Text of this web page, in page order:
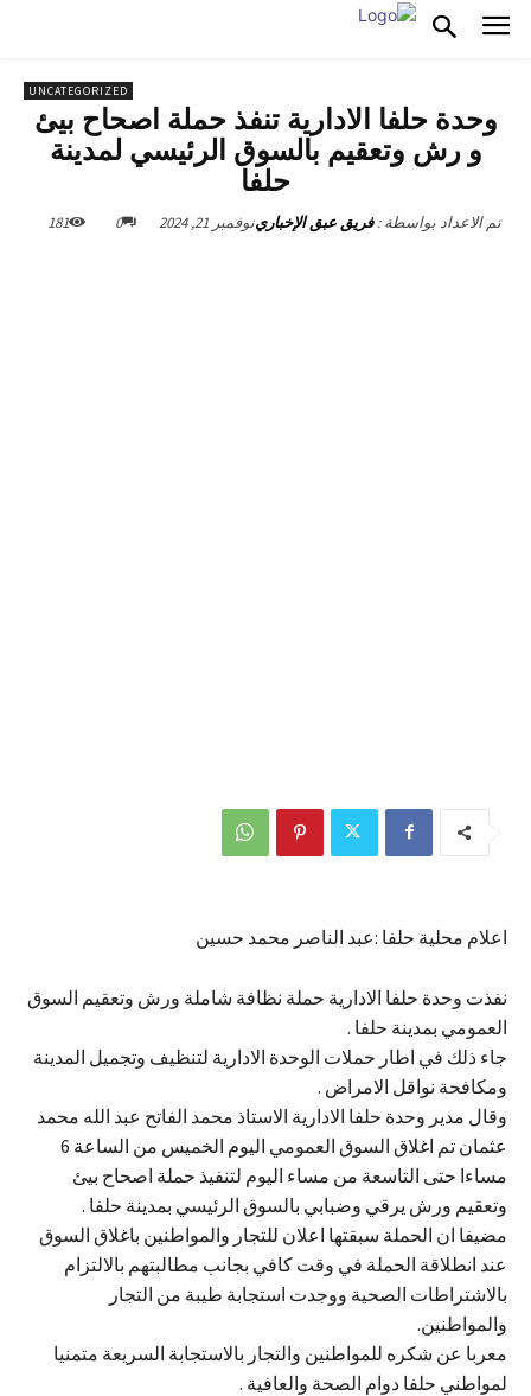
UNCATEGORIZED
وحدة حلفا الادارية تنفذ حملة اصحاح بيئ
و رش وتعقيم بالسوق الرئيسي لمدينة
حلفا
تم الاعداد بواسطة : فريق عبق الإخبارينوفمبر 21, 2024 0
181
اعلام محلية حلفا :عبد الناصر محمد حسين
نفذت وحدة حلفا الادارية حملة نظافة شاملة ورش وتعقيم السوق
العمومي بمدينة حلفا .
جاء ذلك في اطار حملات الوحدة الادارية لتنظيف وتجميل المدينة
ومكافحة نواقل الامراض .
وقال مدير وحدة حلفا الادارية الاستاذ محمد الفاتح عبد الله محمد
عثمان تم اغلاق السوق العمومي اليوم الخميس من الساعة 6
مساءا حتى التاسعة من مساء اليوم لتنفيذ حملة اصحاح بيئ
وتعقيم ورش يرقي وضبابي بالسوق الرئيسي بمدينة حلفا .
مضيفا ان الحملة سبقتها اعلان للتجار والمواطنين باغلاق السوق
عند انطلاقة الحملة في وقت كافي بجانب مطالبتهم بالالتزام
بالاشتراطات الصحية ووجدت استجابة طيبة من التجار
والمواطنين.
معربا عن شكره للمواطنين والتجار بالاستجابة السريعة متمنيا
لمواطني حلفا دوام الصحة والعافية .